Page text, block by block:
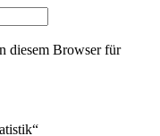
diesem Browser für